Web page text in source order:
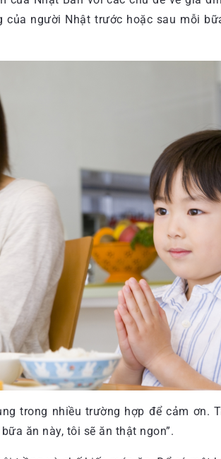
người Nhật trước hoặc sau mỗi
trong nhiều trường hợp để cảm ơn.
ăn này, tôi sẽ ăn thật ngon”.